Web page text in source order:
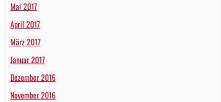
Mai 2017
April 2017
März 2017
Januar 2017
Dezember 2016
November 2016